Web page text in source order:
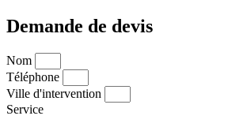
Demande de devis
Nom
Téléphone
Ville d'intervention
Service